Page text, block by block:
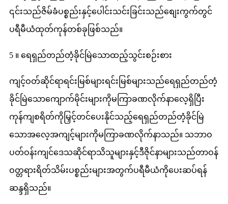
၎င်းသည်ဇိမ်ခံပစ္စည်းနှင့်ပေါင်းသင်းခြင်းသည်စျေးကွက်တွင်
ပရီမီယံထုတ်ကုန်တစ်ခုဖြစ်သည်။
5 ။ ရေရှည်တည်တံ့ခိုင်မြဲသောထည့်သွင်းစဉ်းစား
ကျင့်ဝတ်ဆိုင်ရာရင်းမြစ်များရင်းမြစ်များသည်ရေရှည်တည်တံ့
ခိုင်မြဲသောကျောက်မိုင်းများကိုမကြာခဏလိုက်နာလေ့ရှိပြီး
ကုန်ကျစရိတ်ကိုမြှင့်တင်ပေးနိုင်သည့်ရေရှည်တည်တံ့ခိုင်မြဲ
သောအလေ့အကျင့်များကိုမကြာခဏလိုက်နာသည်။ သဘာဝ
ပတ်ဝန်းကျင်ဒေသဆိုင်ရာသိသူများနှင့်ဒီဇိုင်နာများသည်တာဝန်
ဝတ္တရားရိတ်သိမ်းပစ္စည်းများအတွက်ပရီမီယံကိုပေးဆပ်ရန်
ဆန္ဒရှိသည်။